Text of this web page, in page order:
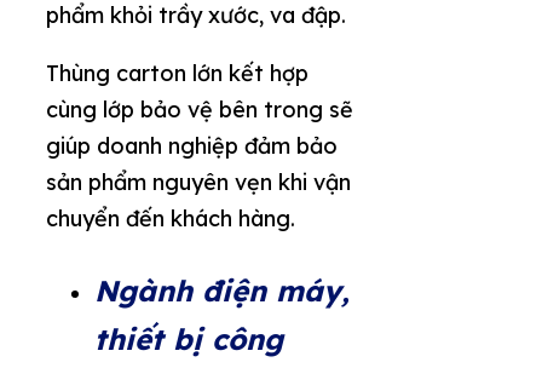
phẩm khỏi trầy xước, va đập.
Thùng carton lớn kết hợp
cùng lớp bảo vệ bên trong sẽ
giúp doanh nghiệp đảm bảo
sản phẩm nguyên vẹn khi vận
chuyển đến khách hàng.
Ngành điện máy,
thiết bị công